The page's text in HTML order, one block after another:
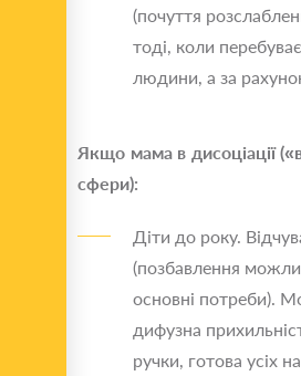
(почуття
тоді, коли
людини, а за
Якщо мама в дисоціації
сфери):
Діти до року.
(позбавлення
основні потреби).
дифузна
ручки, готова усіх